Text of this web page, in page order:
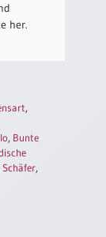
her.
,
, Bunte
Schäfer,